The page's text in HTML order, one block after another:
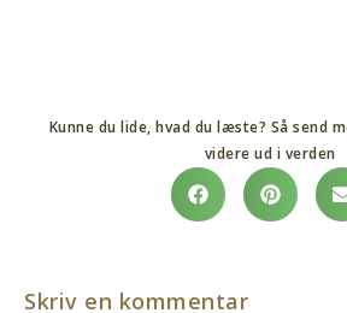
Kunne du lide, hvad du læste? Så send
videre ud i verden
Skriv en kommentar